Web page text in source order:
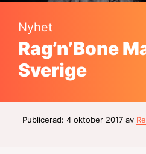
Nyhet
Rag’n’Bone
Sverige
Publicerad: 4 oktober 2017 av